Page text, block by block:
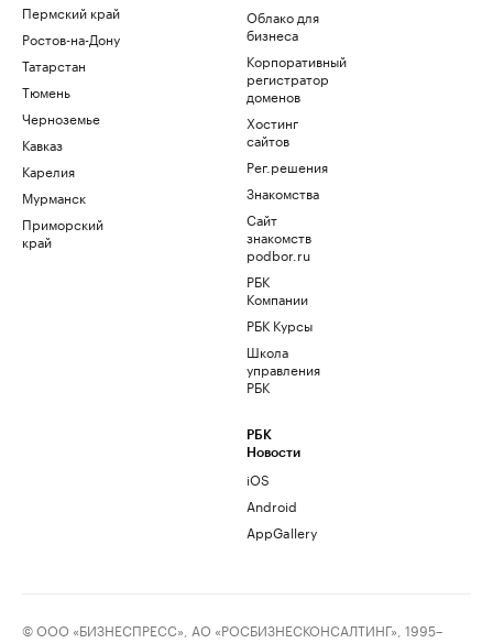
Пермский край
Ростов-на-Дону
Татарстан
Тюмень
Черноземье
Кавказ
Карелия
Мурманск
Приморский
край
Облако для
бизнеса
Корпоративный
регистратор
доменов
Хостинг
сайтов
Рег.решения
Знакомства
Сайт
знакомств
podbor.ru
РБК
Компании
РБК Курсы
Школа
управления
РБК
РБК
Новости
iOS
Android
AppGallery
© ООО «БИЗНЕСПРЕСС», АО «РОСБИЗНЕСКОНСАЛТИНГ», 1995–